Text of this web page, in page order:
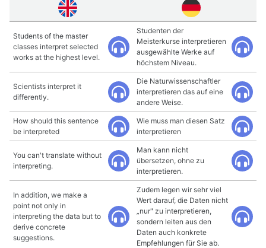
Students of the master
classes interpret selected
works at the highest level.
Studenten der
Meisterkurse interpretieren
ausgewählte Werke auf
höchstem Niveau.
Scientists interpret it
differently.
Die Naturwissenschaftler
interpretieren das auf eine
andere Weise.
How should this sentence
be interpreted
Wie muss man diesen Satz
interpretieren
You can't translate without
interpreting.
Man kann nicht
übersetzen, ohne zu
interpretieren.
In addition, we make a
point not only in
interpreting the data but to
derive concrete
suggestions.
Zudem legen wir sehr viel
Wert darauf, die Daten nicht
„nur" zu interpretieren,
sondern leiten aus den
Daten auch konkrete
Empfehlungen für Sie ab.